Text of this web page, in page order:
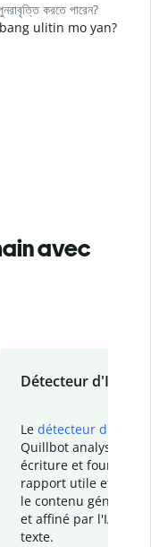
করতে পারেন?
ulitin mo yan?
avec
Détecteur d'IA
Le détecteur d'IA
Quillbot analyse votre
écriture et fournit un
rapport utile et
le contenu généré
et affiné par l'IA
texte.